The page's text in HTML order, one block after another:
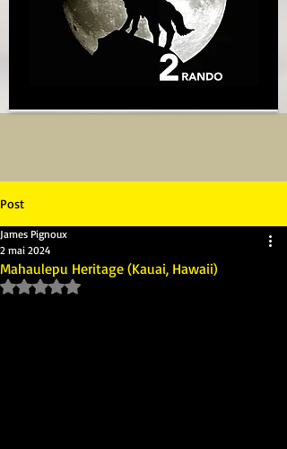
Post
Mahaulepu Heritage (Kauai, Hawaii)
James Pignoux
2 mai 2024
Noté NaN étoiles sur 5.